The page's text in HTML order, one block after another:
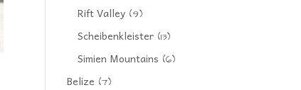
Rift Valley (9)
Scheibenkleister (13)
Simien Mountains (6)
Belize (7)